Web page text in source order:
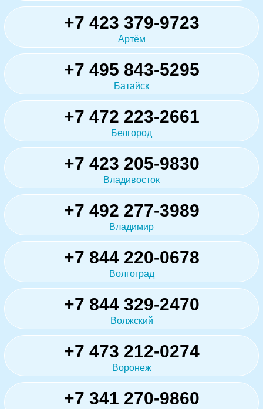
+7 423 379-9723
Артём
+7 495 843-5295
Батайск
+7 472 223-2661
Белгород
+7 423 205-9830
Владивосток
+7 492 277-3989
Владимир
+7 844 220-0678
Волгоград
+7 844 329-2470
Волжский
+7 473 212-0274
Воронеж
+7 341 270-9860